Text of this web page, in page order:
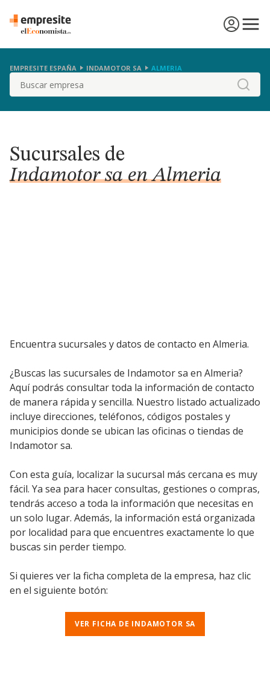
EMPRESITE ESPAÑA INDAMOTOR SA ALMERIA
Buscar
Sucursales de
Indamotor sa en Almeria
Encuentra sucursales y datos de contacto en Almeria.
¿Buscas las sucursales de Indamotor sa en Almeria?
Aquí podrás consultar toda la información de contacto
de manera rápida y sencilla. Nuestro listado actualizado
incluye direcciones, teléfonos, códigos postales y
municipios donde se ubican las oficinas o tiendas de
Indamotor sa.
Con esta guía, localizar la sucursal más cercana es muy
fácil. Ya sea para hacer consultas, gestiones o compras,
tendrás acceso a toda la información que necesitas en
un solo lugar. Además, la información está organizada
por localidad para que encuentres exactamente lo que
buscas sin perder tiempo.
Si quieres ver la ficha completa de la empresa, haz clic
en el siguiente botón:
VER FICHA DE INDAMOTOR SA